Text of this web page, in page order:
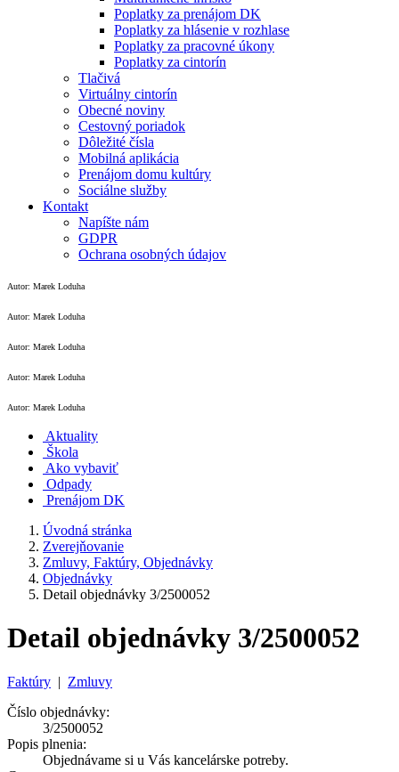
Poplatky za prenájom DK
Poplatky za hlásenie v rozhlase
Poplatky za pracovné úkony
Poplatky za cintorín
Tlačivá
Virtuálny cintorín
Obecné noviny
Cestovný poriadok
Dôležité čísla
Mobilná aplikácia
Prenájom domu kultúry
Sociálne služby
Kontakt
Napíšte nám
GDPR
Ochrana osobných údajov
Autor: Marek Loduha
Autor: Marek Loduha
Autor: Marek Loduha
Autor: Marek Loduha
Autor: Marek Loduha
Aktuality
Škola
Ako vybaviť
Odpady
Prenájom DK
Úvodná stránka
Zverejňovanie
Zmluvy, Faktúry, Objednávky
Objednávky
Detail objednávky 3/2500052
Detail objednávky 3/2500052
Faktúry | Zmluvy
Číslo objednávky:
3/2500052
Popis plnenia:
Objednávame si u Vás kancelárske potreby.